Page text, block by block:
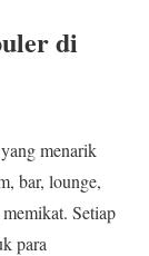
di
menarik
bar, lounge,
Setiap
para